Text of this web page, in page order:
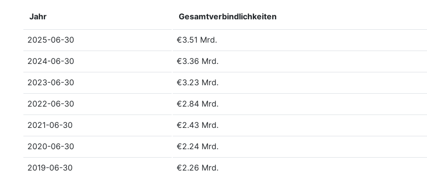
Jahr Gesamtverbindlichkeiten
2025-06-30 €3.51 Mrd.
2024-06-30 €3.36 Mrd.
2023-06-30 €3.23 Mrd.
2022-06-30 €2.84 Mrd.
2021-06-30 €2.43 Mrd.
2020-06-30 €2.24 Mrd.
2019-06-30 €2.26 Mrd.